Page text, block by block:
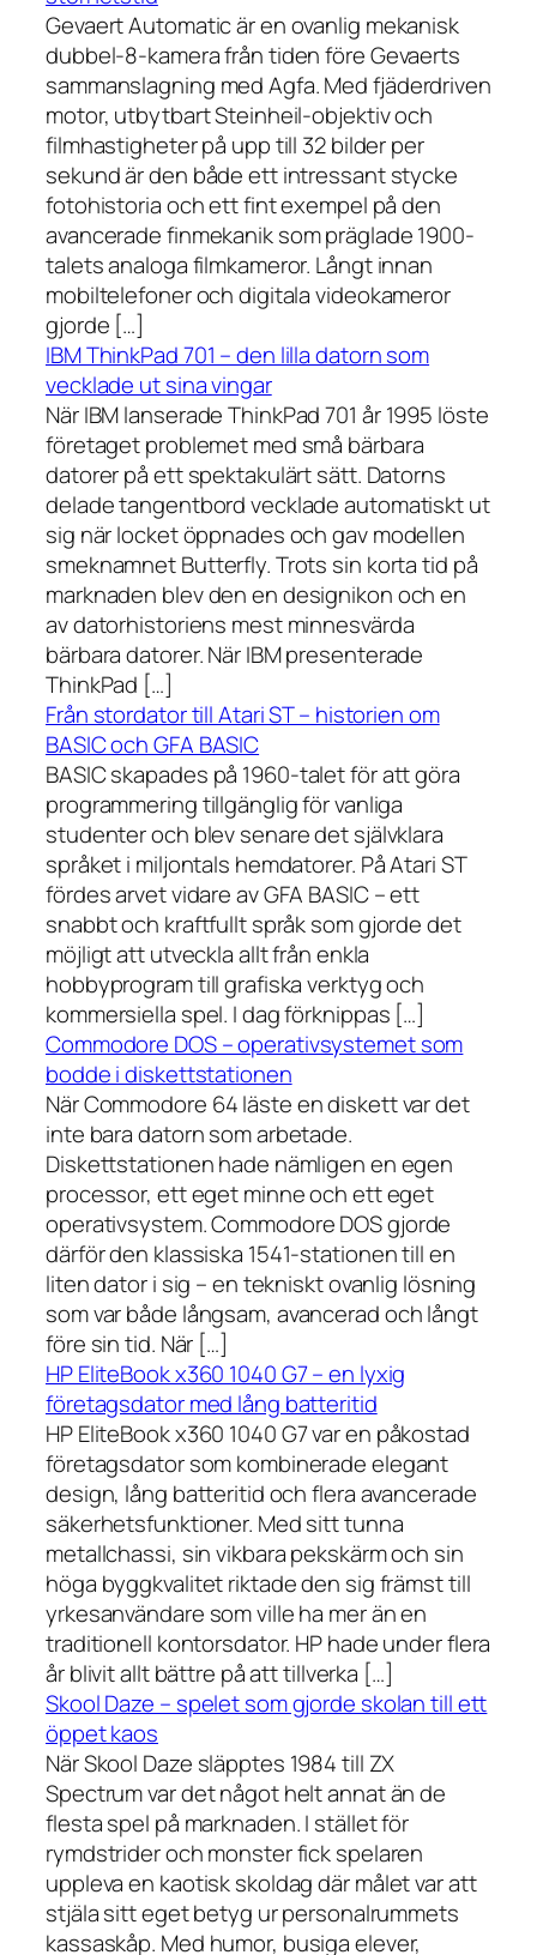
Gevaert Automatic är en ovanlig mekanisk
dubbel-8-kamera från tiden före Gevaerts
sammanslagning med Agfa. Med fjäderdriven
motor, utbytbart Steinheil-objektiv och
filmhastigheter på upp till 32 bilder per
sekund är den både ett intressant stycke
fotohistoria och ett fint exempel på den
avancerade finmekanik som präglade 1900-
talets analoga filmkameror. Långt innan
mobiltelefoner och digitala videokameror
gjorde […]
IBM ThinkPad 701 – den lilla datorn som
vecklade ut sina vingar
När IBM lanserade ThinkPad 701 år 1995 löste
företaget problemet med små bärbara
datorer på ett spektakulärt sätt. Datorns
delade tangentbord vecklade automatiskt ut
sig när locket öppnades och gav modellen
smeknamnet Butterfly. Trots sin korta tid på
marknaden blev den en designikon och en
av datorhistoriens mest minnesvärda
bärbara datorer. När IBM presenterade
ThinkPad […]
Från stordator till Atari ST – historien om
BASIC och GFA BASIC
BASIC skapades på 1960-talet för att göra
programmering tillgänglig för vanliga
studenter och blev senare det självklara
språket i miljontals hemdatorer. På Atari ST
fördes arvet vidare av GFA BASIC – ett
snabbt och kraftfullt språk som gjorde det
möjligt att utveckla allt från enkla
hobbyprogram till grafiska verktyg och
kommersiella spel. I dag förknippas […]
Commodore DOS – operativsystemet som
bodde i diskettstationen
När Commodore 64 läste en diskett var det
inte bara datorn som arbetade.
Diskettstationen hade nämligen en egen
processor, ett eget minne och ett eget
operativsystem. Commodore DOS gjorde
därför den klassiska 1541-stationen till en
liten dator i sig – en tekniskt ovanlig lösning
som var både långsam, avancerad och långt
före sin tid. När […]
HP EliteBook x360 1040 G7 – en lyxig
företagsdator med lång batteritid
HP EliteBook x360 1040 G7 var en påkostad
företagsdator som kombinerade elegant
design, lång batteritid och flera avancerade
säkerhetsfunktioner. Med sitt tunna
metallchassi, sin vikbara pekskärm och sin
höga byggkvalitet riktade den sig främst till
yrkesanvändare som ville ha mer än en
traditionell kontorsdator. HP hade under flera
år blivit allt bättre på att tillverka […]
Skool Daze – spelet som gjorde skolan till ett
öppet kaos
När Skool Daze släpptes 1984 till ZX
Spectrum var det något helt annat än de
flesta spel på marknaden. I stället för
rymdstrider och monster fick spelaren
uppleva en kaotisk skoldag där målet var att
stjäla sitt eget betyg ur personalrummets
kassaskåp. Med humor, busiga elever,